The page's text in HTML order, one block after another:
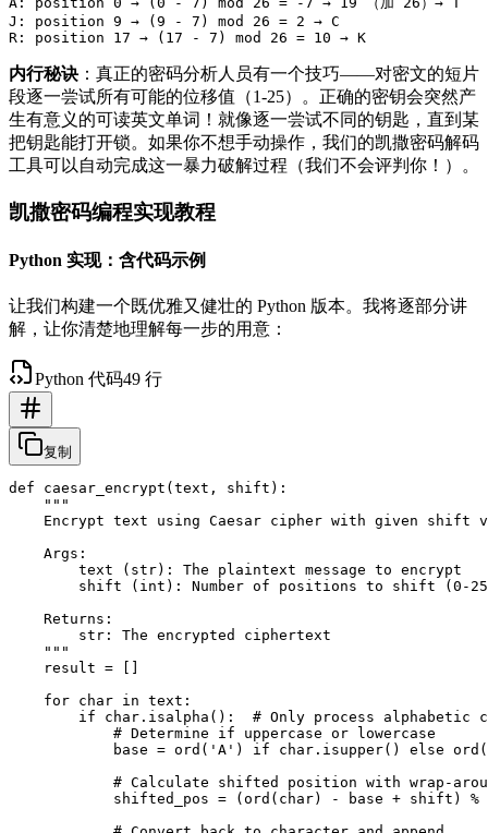
J: position 9 → (9 - 7) mod 26 = 2 → C
内行秘诀 ：真正的密码分析人员有一个技巧——对密文的短片
段逐一尝试所有可能的位移值（1-25）。正确的密钥会突然产
生有意义的可读英文单词！就像逐一尝试不同的钥匙，直到某
把钥匙能打开锁。如果你不想手动操作，我们的凯撒密码解码
工具可以自动完成这一暴力破解过程（我们不会评判你！）。
凯撒密码编程实现教程
Python 实现：含代码示例
让我们构建一个既优雅又健壮的 Python 版本。我将逐部分讲
解，让你清楚地理解每一步的用意：
Python 代码49 行
复制
def caesar_encrypt(text, shift):
    """
Encrypt text using Caesar cipher with given shift
    Args:
        text (str): The plaintext message to encrypt
shift (int): Number of positions to shift (0-
    Returns:
        str: The encrypted ciphertext
    """
    result = []
    for char in text:
if char.isalpha():  # Only process alphabetic
            # Determine if uppercase or lowercase
base = ord('A') if char.isupper() else
# Calculate shifted position with wrap-
shifted_pos = (ord(char) - base + shift) %